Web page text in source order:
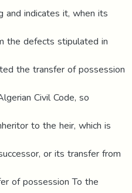
indicates it, when its
the defects stipulated in
the transfer of possession
Civil Code, so
to the heir, which is
or its transfer from
of possession To the